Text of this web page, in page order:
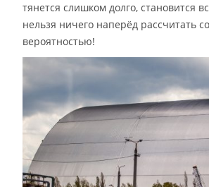
тянется слишком долго, становится
нельзя ничего наперёд рассчитать
вероятностью!